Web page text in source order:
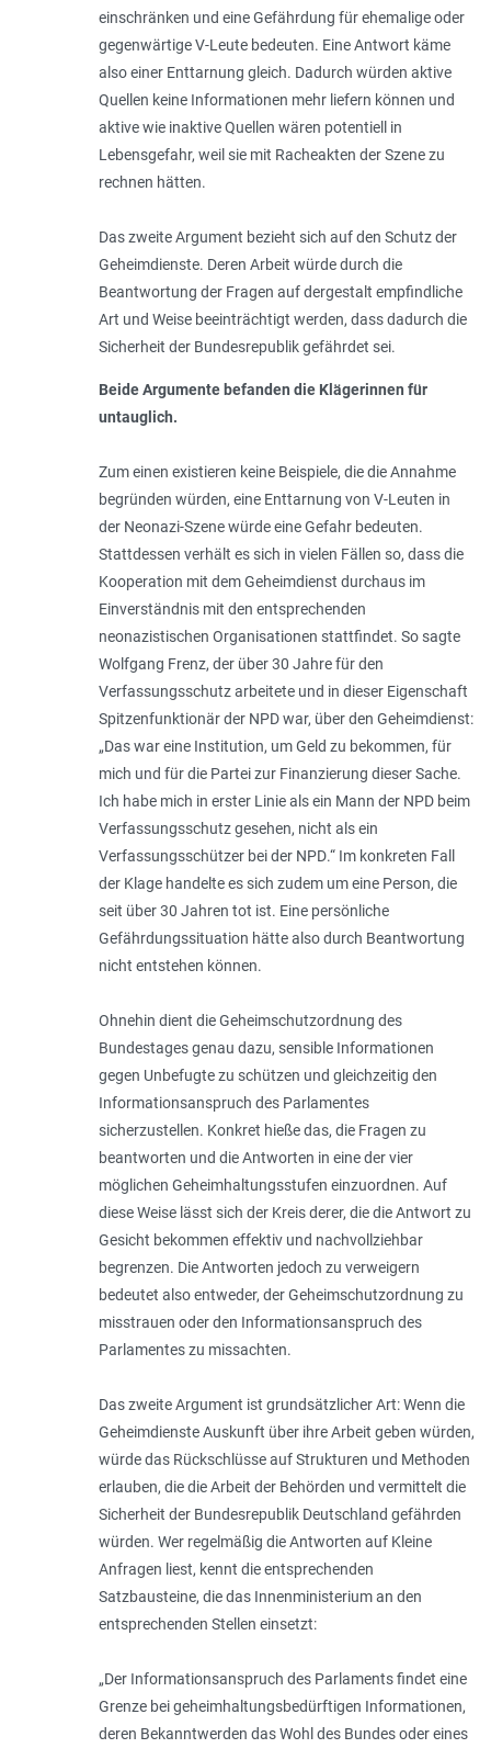
einschränken und eine Gefährdung für ehemalige oder
gegenwärtige V-Leute bedeuten. Eine Antwort käme
also einer Enttarnung gleich. Dadurch würden aktive
Quellen keine Informationen mehr liefern können und
aktive wie inaktive Quellen wären potentiell in
Lebensgefahr, weil sie mit Racheakten der Szene zu
rechnen hätten.
Das zweite Argument bezieht sich auf den Schutz der
Geheimdienste. Deren Arbeit würde durch die
Beantwortung der Fragen auf dergestalt empfindliche
Art und Weise beeinträchtigt werden, dass dadurch die
Sicherheit der Bundesrepublik gefährdet sei.
Beide Argumente befanden die Klägerinnen für
untauglich.
Zum einen existieren keine Beispiele, die die Annahme
begründen würden, eine Enttarnung von V-Leuten in
der Neonazi-Szene würde eine Gefahr bedeuten.
Stattdessen verhält es sich in vielen Fällen so, dass die
Kooperation mit dem Geheimdienst durchaus im
Einverständnis mit den entsprechenden
neonazistischen Organisationen stattfindet. So sagte
Wolfgang Frenz, der über 30 Jahre für den
Verfassungsschutz arbeitete und in dieser Eigenschaft
Spitzenfunktionär der NPD war, über den Geheimdienst:
„Das war eine Institution, um Geld zu bekommen, für
mich und für die Partei zur Finanzierung dieser Sache.
Ich habe mich in erster Linie als ein Mann der NPD beim
Verfassungsschutz gesehen, nicht als ein
Verfassungsschützer bei der NPD.“ Im konkreten Fall
der Klage handelte es sich zudem um eine Person, die
seit über 30 Jahren tot ist. Eine persönliche
Gefährdungssituation hätte also durch Beantwortung
nicht entstehen können.
Ohnehin dient die Geheimschutzordnung des
Bundestages genau dazu, sensible Informationen
gegen Unbefugte zu schützen und gleichzeitig den
Informationsanspruch des Parlamentes
sicherzustellen. Konkret hieße das, die Fragen zu
beantworten und die Antworten in eine der vier
möglichen Geheimhaltungsstufen einzuordnen. Auf
diese Weise lässt sich der Kreis derer, die die Antwort zu
Gesicht bekommen effektiv und nachvollziehbar
begrenzen. Die Antworten jedoch zu verweigern
bedeutet also entweder, der Geheimschutzordnung zu
misstrauen oder den Informationsanspruch des
Parlamentes zu missachten.
Das zweite Argument ist grundsätzlicher Art: Wenn die
Geheimdienste Auskunft über ihre Arbeit geben würden,
würde das Rückschlüsse auf Strukturen und Methoden
erlauben, die die Arbeit der Behörden und vermittelt die
Sicherheit der Bundesrepublik Deutschland gefährden
würden. Wer regelmäßig die Antworten auf Kleine
Anfragen liest, kennt die entsprechenden
Satzbausteine, die das Innenminis­terium an den
entsprechenden Stellen einsetzt:
„Der Informationsanspruch des Parlaments findet eine
Grenze bei geheimhaltungsbedürftigen Informationen,
deren Bekanntwerden das Wohl des Bundes oder eines